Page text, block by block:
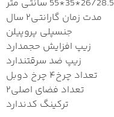
26/28.5*35*55 سانتی متر
مدت زمان گارانتی۲ سال
جنسپلی پروپیلن
زیپ افزایش حجمدارد
زیپ ضد سرقتندارد
تعداد چرخ۴ چرخ دوبل
تعداد فضای اصلی۲
ترکینگ کدندارد